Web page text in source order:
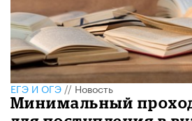
ЕГЭ И ОГЭ//Новость
Минимальный